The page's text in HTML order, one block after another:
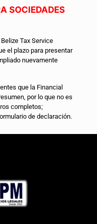
SOCIEDADES
Tax Service
el plazo para presentar
nuevamente
que la Financial
por lo que no es
completos;
de declaración.